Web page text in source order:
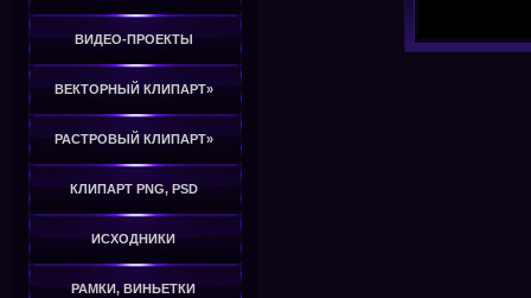
ВИДЕО-ПРОЕКТЫ
ВЕКТОРНЫЙ КЛИПАРТ»
РАСТРОВЫЙ КЛИПАРТ»
КЛИПАРТ PNG, PSD
ИСХОДНИКИ
РАМКИ, ВИНЬЕТКИ